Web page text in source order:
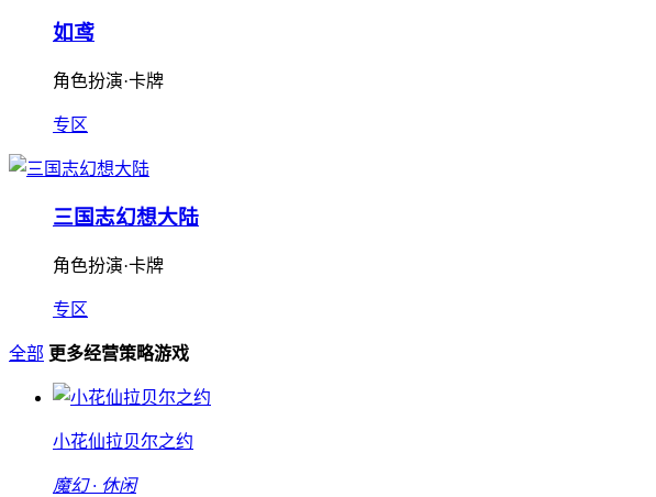
如鸢
角色扮演·卡牌
专区
三国志幻想大陆
角色扮演·卡牌
专区
全部 更多经营策略游戏
小花仙拉贝尔之约
魔幻 · 休闲